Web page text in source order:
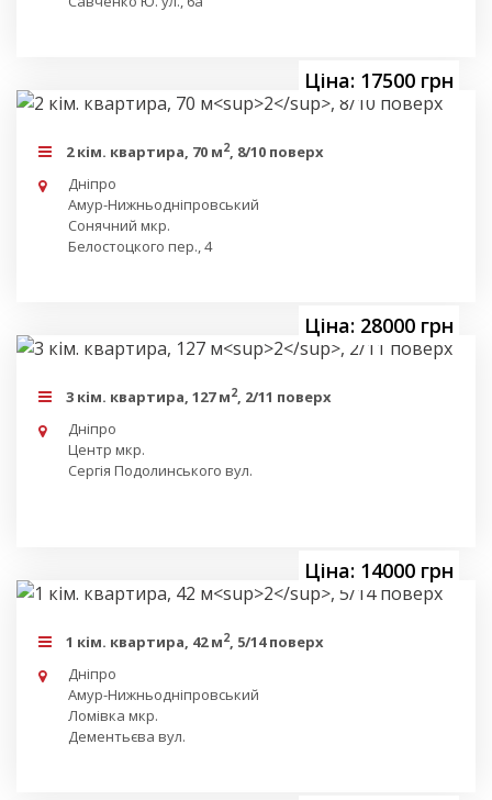
Ціна: 17500 грн
2 кім. квартира, 70 м2, 8/10 поверх
Дніпро
Амур-Нижньодніпровський
Сонячний мкр.
Белостоцкого пер., 4
Ціна: 28000 грн
3 кім. квартира, 127 м2, 2/11 поверх
Дніпро
Центр мкр.
Сергія Подолинського вул.
Ціна: 14000 грн
1 кім. квартира, 42 м2, 5/14 поверх
Дніпро
Амур-Нижньодніпровський
Ломівка мкр.
Дементьєва вул.